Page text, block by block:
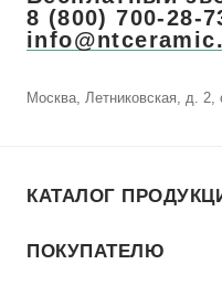
8 (800) 700-28-
Москва, Летниковская, д. 2,
КАТАЛОГ
ПОКУПАТЕЛЮ